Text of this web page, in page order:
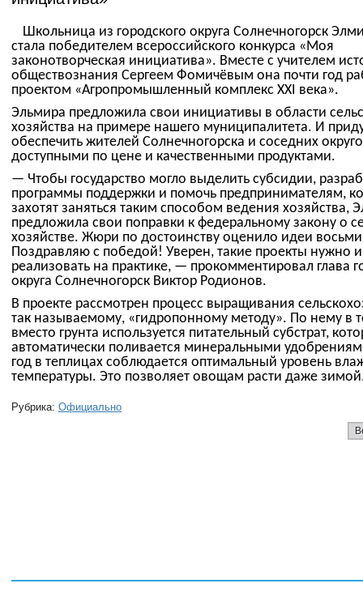
Школьница из городского округа Солнечногорск
стала победителем всероссийского конкурса «Моя
законотворческая инициатива». Вместе с учителем
обществознания Сергеем Фомичёвым она почти год
проектом «Агропромышленный комплекс XXI века».
Эльмира предложила свои инициативы в области
хозяйства на примере нашего муниципалитета. И
обеспечить жителей Солнечногорска и соседних
доступными по цене и качественными продуктами.
— Чтобы государство могло выделить субсидии,
программы поддержки и помочь предпринимателям,
захотят заняться таким способом ведения хозяйства,
предложила свои поправки к федеральному закону о
хозяйстве. Жюри по достоинству оценило идеи
Поздравляю с победой! Уверен, такие проекты нужно
реализовать на практике, — прокомментировал глава
округа Солнечногорск Виктор Родионов.
В проекте рассмотрен процесс выращивания
так называемому, «гидропонному методу». По нему в
вместо грунта используется питательный субстрат,
автоматически поливается минеральными
год в теплицах соблюдается оптимальный уровень
температуры. Это позволяет овощам расти даже
Рубрика: Официально